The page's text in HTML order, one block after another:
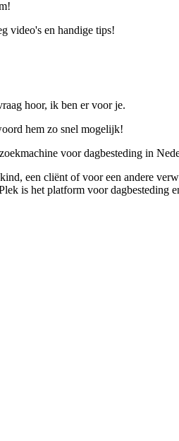
video's en handige tips!
hoor, ik ben er voor je.
hem zo snel mogelijk!
voor dagbesteding in
een cliënt of voor een andere
is het platform voor dagbesteding